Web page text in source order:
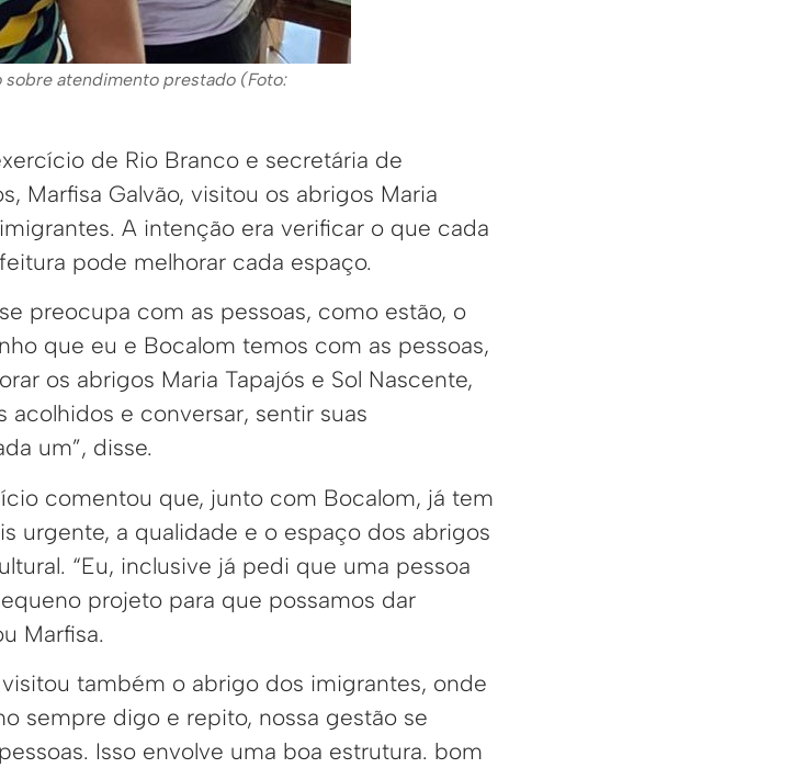
sobre atendimento prestado (Foto:
de Rio Branco e secretária de
Marfisa Galvão, visitou os abrigos Maria
A intenção era verificar o que cada
pode melhorar cada espaço.
preocupa com as pessoas, como estão, o
que eu e Bocalom temos com as pessoas,
os abrigos Maria Tapajós e Sol Nascente,
e conversar, sentir suas
um”, disse.
comentou que, junto com Bocalom, já tem
urgente, a qualidade e o espaço dos abrigos
“Eu, inclusive já pedi que uma pessoa
projeto para que possamos dar
Marfisa.
também o abrigo dos imigrantes, onde
sempre digo e repito, nossa gestão se
Isso envolve uma boa estrutura. bom